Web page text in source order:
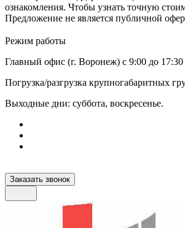
ознакомления. Чтобы узнать точную
Предложение не является публичной
Режим работы
Главный офис (г. Воронеж) с 9:00 до 17:30
Погрузка/разгрузка крупногабаритных
Выходные дни: суббота, воскресенье.
Заказать звонок